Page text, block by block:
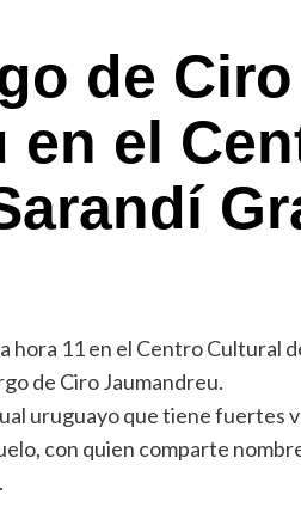
de Ciro
en el
hora 11 en el Centro Cultural
de Ciro Jaumandreu.
uruguayo que tiene fuertes
con quien comparte